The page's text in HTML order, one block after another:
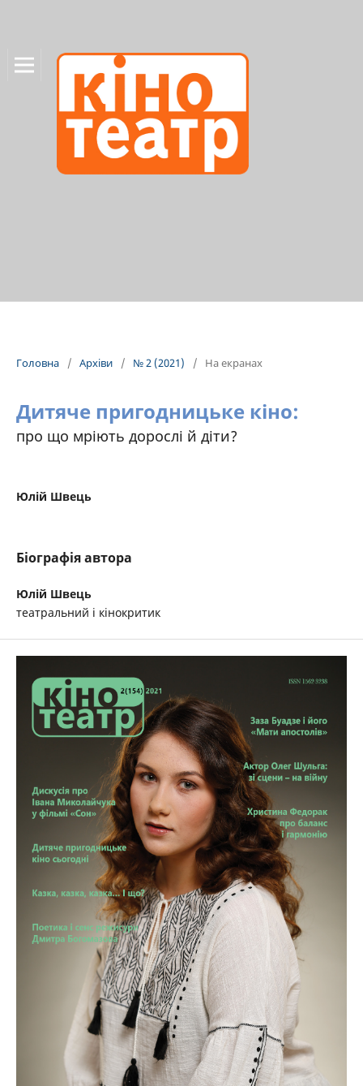
Головна / Архіви / № 2 (2021) / На екранах
Дитяче пригодницьке кіно:
про що мріють дорослі й діти?
Юлій Швець
Біографія автора
Юлій Швець
театральний і кінокритик